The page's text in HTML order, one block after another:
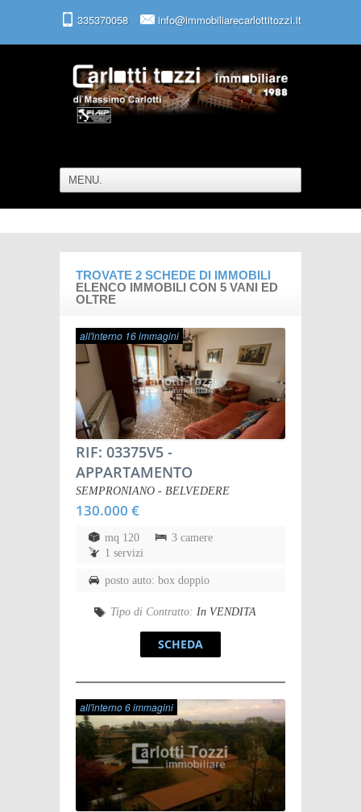
335370058 info@immobiliarecarlottitozzi.it
TROVATE 2 SCHEDE DI IMMOBILI
ELENCO IMMOBILI CON 5 VANI ED
OLTRE
all'interno 16 immagini
RIF: 03375V5 -
APPARTAMENTO
SEMPRONIANO - BELVEDERE
130.000 €
mq 120
3 camere
1 servizi
posto auto: box doppio
Tipo di Contratto: In VENDITA
SCHEDA
all'interno 6 immagini